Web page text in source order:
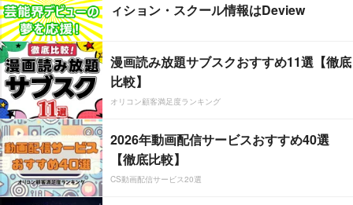
ィション・スクール情報はDeview
漫画読み放題サブスクおすすめ11選【徹底
比較】
オリコン顧客満足度ランキング
2026年動画配信サービスおすすめ40選
【徹底比較】
CS動画配信サービス20選